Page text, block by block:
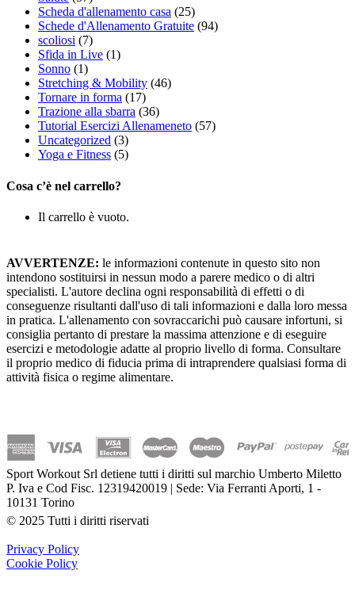
Scheda d'allenamento casa (25)
Schede d'Allenamento Gratuite (94)
scoliosi (7)
Sfida in Live (1)
Sonno (1)
Stretching & Mobility (46)
Tornare in forma (17)
Trazione alla sbarra (36)
Tutorial Esercizi Allenameneto (57)
Uncategorized (3)
Yoga e Fitness (5)
Cosa c’è nel carrello?
Il carrello è vuoto.
AVVERTENZE: le informazioni contenute in questo sito non
intendono sostituirsi in nessun modo a parere medico o di altri
specialisti. L'autore declina ogni responsabilità di effetti o di
conseguenze risultanti dall'uso di tali informazioni e dalla loro messa
in pratica. L'allenamento con sovraccarichi può causare infortuni, si
consiglia pertanto di prestare la massima attenzione e di eseguire
esercizi e metodologie adatte al proprio livello di forma. Consultare
il proprio medico di fiducia prima di intraprendere qualsiasi forma di
attività fisica o regime alimentare.
Sport Workout Srl detiene tutti i diritti sul marchio Umberto Miletto
P. Iva e Cod Fisc. 12319420019 | Sede: Via Ferranti Aporti, 1 -
10131 Torino
© 2025 Tutti i diritti riservati
Privacy Policy
Cookie Policy